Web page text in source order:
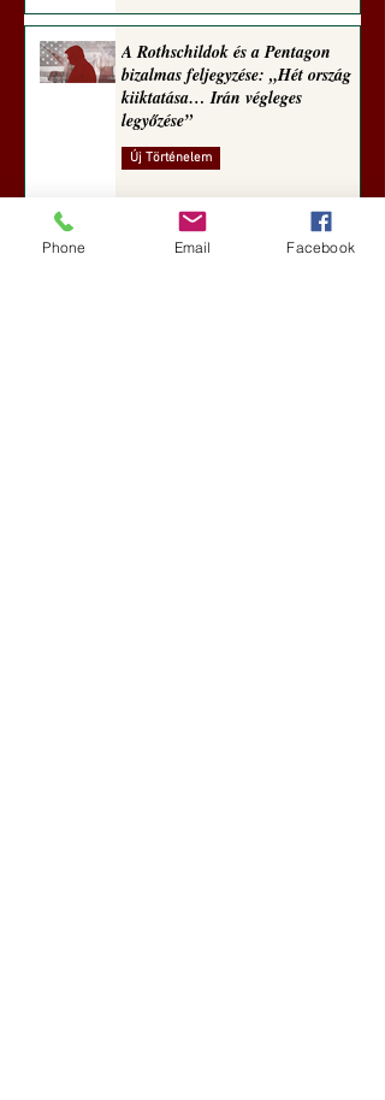
A Rothschildok és a Pentagon
bizalmas feljegyzése: „Hét ország
kiiktatása… Irán végleges
legyőzése”
Új Történelem
Geostratégiai dosszié: a háború,
Phone Email Facebook